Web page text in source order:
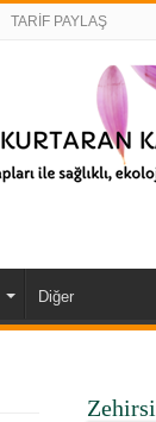
TARİF PAYLAŞ
Diğer